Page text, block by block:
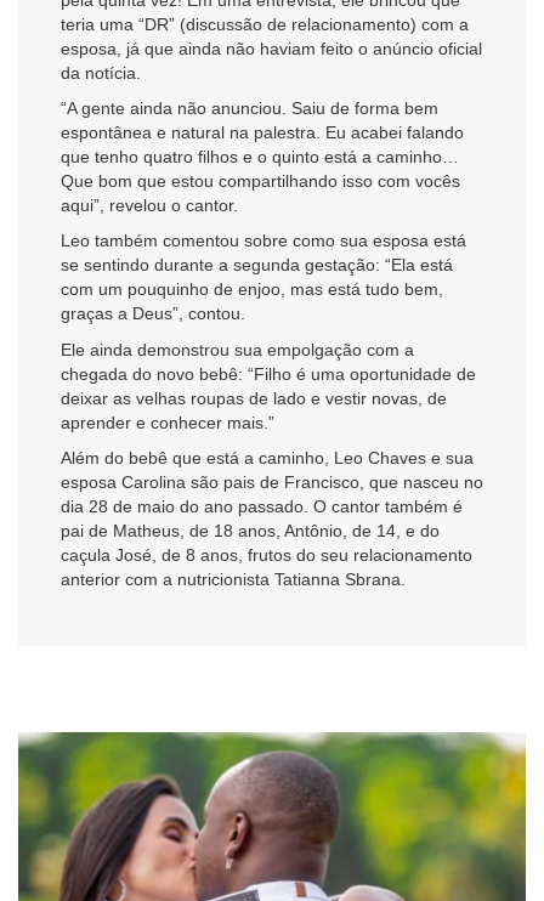
teria uma “DR” (discussão de relacionamento) com a
esposa, já que ainda não haviam feito o anúncio oficial
da notícia.
“A gente ainda não anunciou. Saiu de forma bem
espontânea e natural na palestra. Eu acabei falando
que tenho quatro filhos e o quinto está a caminho…
Que bom que estou compartilhando isso com vocês
aqui”, revelou o cantor.
Leo também comentou sobre como sua esposa está
se sentindo durante a segunda gestação: “Ela está
com um pouquinho de enjoo, mas está tudo bem,
graças a Deus”, contou.
Ele ainda demonstrou sua empolgação com a
chegada do novo bebê: “Filho é uma oportunidade de
deixar as velhas roupas de lado e vestir novas, de
aprender e conhecer mais.”
Além do bebê que está a caminho, Leo Chaves e sua
esposa Carolina são pais de Francisco, que nasceu no
dia 28 de maio do ano passado. O cantor também é
pai de Matheus, de 18 anos, Antônio, de 14, e do
caçula José, de 8 anos, frutos do seu relacionamento
anterior com a nutricionista Tatianna Sbrana.